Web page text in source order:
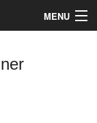
MENU